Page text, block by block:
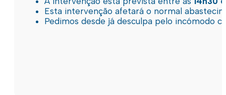
Esta intervenção afetará o normal
Pedimos desde já desculpa pelo incómodo